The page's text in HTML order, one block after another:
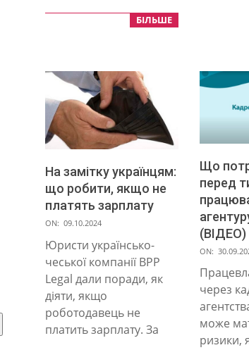
БІЛЬШЕ
На замітку українцям:
що робити, якщо не
платять зарплату
2024-
10-
ON: 09.10.2024
Юристи українсько-
чеської компанії BPP
Legal дали поради, як
діяти, якщо
роботодавець не
платить зарплату. За
Що
перед
(ВІДЕО)
2024-
09-
30
ON:
через
може
ризики,